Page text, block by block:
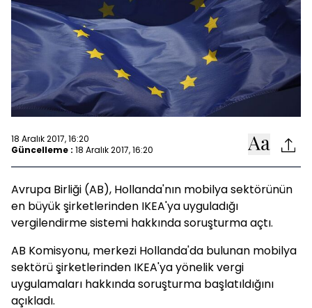
18 Aralık 2017, 16:20
Güncelleme : 18 Aralık 2017, 16:20
Avrupa Birliği (AB), Hollanda'nın mobilya sektörünün
en büyük şirketlerinden IKEA'ya uyguladığı
vergilendirme sistemi hakkında soruşturma açtı.
AB Komisyonu, merkezi Hollanda'da bulunan mobilya
sektörü şirketlerinden IKEA'ya yönelik vergi
uygulamaları hakkında soruşturma başlatıldığını
açıkladı.